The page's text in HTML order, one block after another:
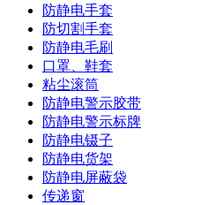
防静电手套
防切割手套
防静电毛刷
口罩、鞋套
粘尘滚筒
防静电警示胶带
防静电警示标牌
防静电镊子
防静电货架
防静电屏蔽袋
传递窗